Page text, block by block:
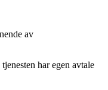
av
har egen avtale